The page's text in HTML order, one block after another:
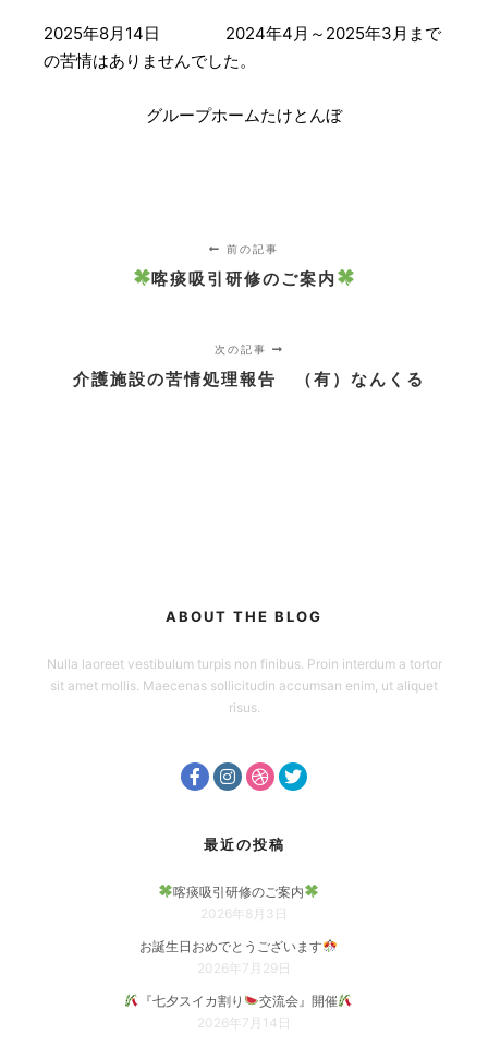
2025年8月14日 2024年4月～2025年3月まで
の苦情はありませんでした。
グループホームたけとんぼ
前の記事
喀痰吸引研修のご案内
次の記事
介護施設の苦情処理報告 （有）なんくる
ABOUT THE BLOG
Nulla laoreet vestibulum turpis non finibus. Proin interdum a tortor
sit amet mollis. Maecenas sollicitudin accumsan enim, ut aliquet
risus.
最近の投稿
喀痰吸引研修のご案内
2026年8月3日
お誕生日おめでとうございます
2026年7月29日
『七夕スイカ割り
交流会』開催
2026年7月14日